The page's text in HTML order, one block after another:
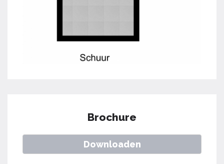
Brochure
Downloaden